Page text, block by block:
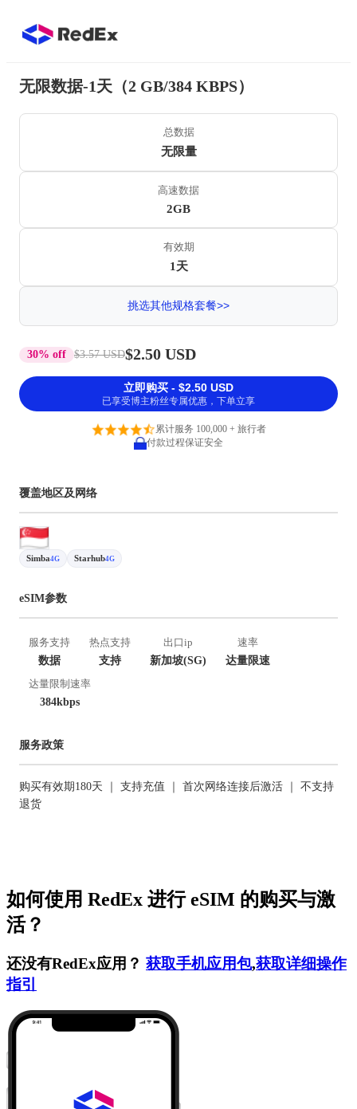
无限数据-1天（2 GB/384 KBPS）
总数据
无限量
高速数据
2GB
有效期
1天
挑选其他规格套餐>>
30% off $3.57 USD$2.50 USD
立即购买 - $2.50 USD
已享受博主粉丝专属优惠，下单立享
累计服务 100,000 + 旅行者
付款过程保证安全
覆盖地区及网络
Simba4G Starhub4G
eSIM参数
服务支持
数据
热点支持
支持
出口ip
新加坡(SG)
速率
达量限速
达量限制速率
384kbps
服务政策
购买有效期180天 ｜ 支持充值 ｜ 首次网络连接后激活 ｜ 不支持
退货
如何使用 RedEx 进行 eSIM 的购买与激
活？
还没有RedEx应用？ 获取手机应用包,获取详细操作
指引